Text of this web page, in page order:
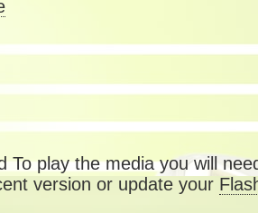
To play the media you will
version or update your